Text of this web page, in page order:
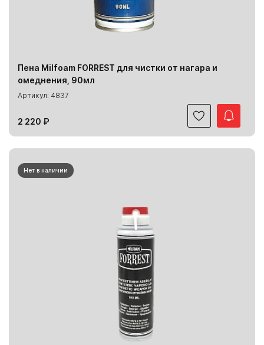
Пена Milfoam FORREST для чистки от нагара и
омеднения, 90мл
Артикул: 4837
2 220 ₽
Нет в наличии